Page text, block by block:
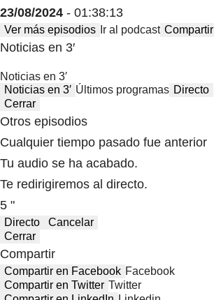
23/08/2024 - 01:38:13
Ver más episodios Ir al podcast Compartir
Noticias en 3′
Noticias en 3′
Noticias en 3′ Últimos programas Directo
Cerrar
Otros episodios
Cualquier tiempo pasado fue anterior
Tu audio se ha acabado.
Te redirigiremos al directo.
5 "
Directo
Cancelar
Cerrar
Compartir
Compartir en Facebook Facebook
Compartir en Twitter Twitter